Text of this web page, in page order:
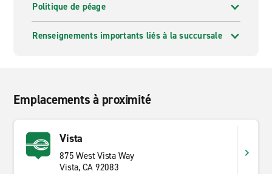
Politique de péage
Renseignements importants liés à la succursale
Emplacements à proximité
Vista
875 West Vista Way
Vista, CA 92083